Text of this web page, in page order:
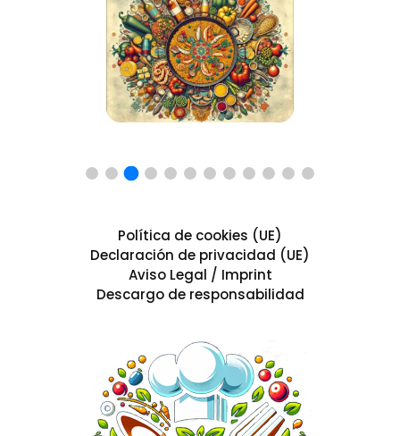
Política de cookies (UE)
Declaración de privacidad (UE)
Aviso Legal / Imprint
Descargo de responsabilidad